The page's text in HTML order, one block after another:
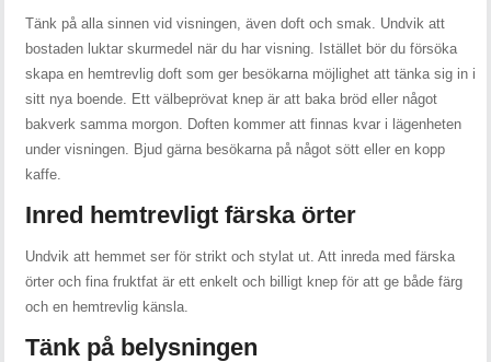
Tänk på alla sinnen vid visningen, även doft och smak. Undvik att
bostaden luktar skurmedel när du har visning. Istället bör du försöka
skapa en hemtrevlig doft som ger besökarna möjlighet att tänka sig in i
sitt nya boende. Ett välbeprövat knep är att baka bröd eller något
bakverk samma morgon. Doften kommer att finnas kvar i lägenheten
under visningen. Bjud gärna besökarna på något sött eller en kopp
kaffe.
Inred hemtrevligt färska örter
Undvik att hemmet ser för strikt och stylat ut. Att inreda med färska
örter och fina fruktfat är ett enkelt och billigt knep för att ge både färg
och en hemtrevlig känsla.
Tänk på belysningen